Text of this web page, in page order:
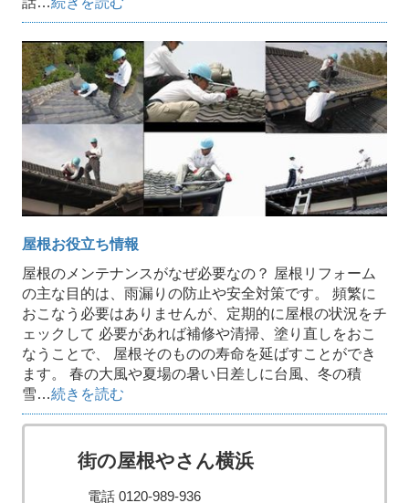
屋根お役立ち情報
屋根のメンテナンスがなぜ必要なの？ 屋根リフォーム
の主な目的は、雨漏りの防止や安全対策です。 頻繁に
おこなう必要はありませんが、定期的に屋根の状況をチ
ェックして 必要があれば補修や清掃、塗り直しをおこ
なうことで、 屋根そのものの寿命を延ばすことができ
ます。 春の大風や夏場の暑い日差しに台風、冬の積
雪…続きを読む
街の屋根やさん横浜
電話 0120-989-936